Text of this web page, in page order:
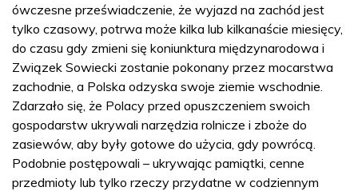
ówczesne przeświadczenie, że wyjazd na zachód jest
tylko czasowy, potrwa może kilka lub kilkanaście miesięcy,
do czasu gdy zmieni się koniunktura międzynarodowa i
Związek Sowiecki zostanie pokonany przez mocarstwa
zachodnie, a Polska odzyska swoje ziemie wschodnie.
Zdarzało się, że Polacy przed opuszczeniem swoich
gospodarstw ukrywali narzędzia rolnicze i zboże do
zasiewów, aby były gotowe do użycia, gdy powrócą.
Podobnie postępowali – ukrywając pamiątki, cenne
przedmioty lub tylko rzeczy przydatne w codziennym